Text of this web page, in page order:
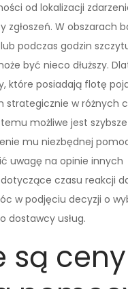
od lokalizacji
zgłoszeń. W obszarach
podczas godzin
być nieco dłuższy.
które posiadają flotę
strategicznie w różnych
możliwe jest
mu niezbędnej
uwagę na opinie innych
czasu reakcji
w podjęciu decyzji o
dostawcy usług.
są ceny